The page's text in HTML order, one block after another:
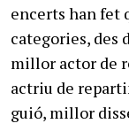
encerts han fet
categories,
millor actor de
actriu de
guió, millor